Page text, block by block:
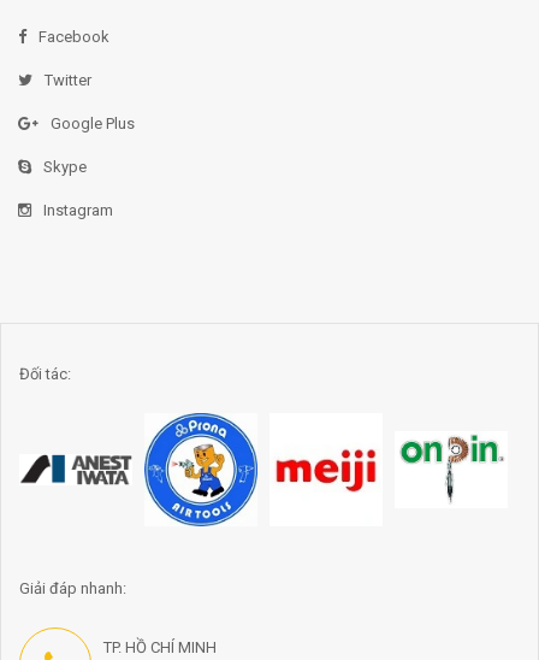
Facebook
Twitter
Google Plus
Skype
Instagram
Đối tác:
Giải đáp nhanh:
TP. HỒ CHÍ MINH